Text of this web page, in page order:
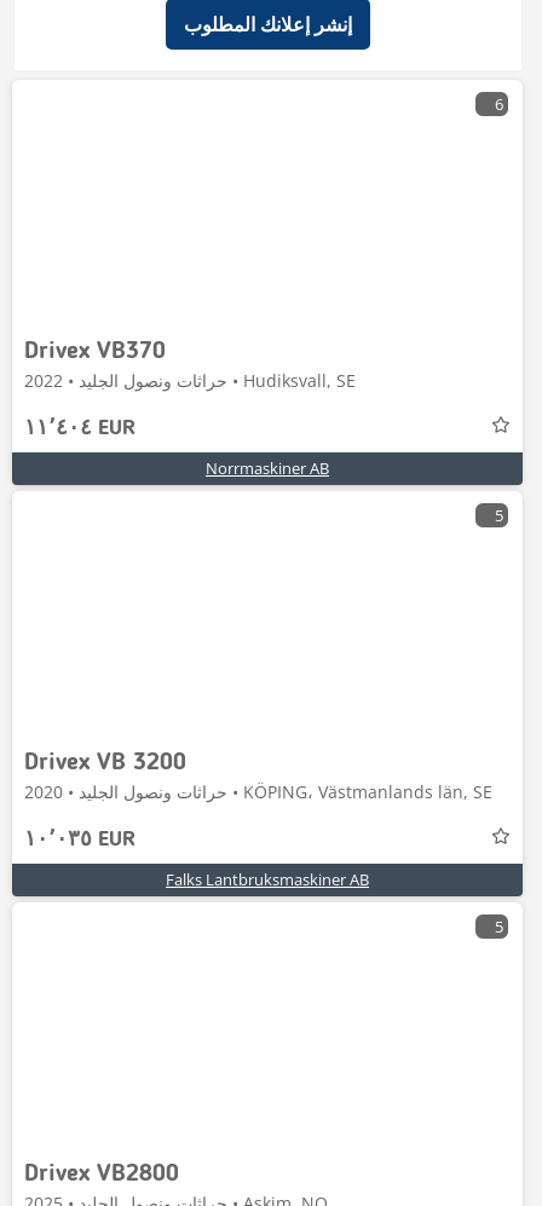
إنشر إعلانك المطلوب
6
Drivex VB370
حراثات ونصول الجليد • 2022 • Hudiksvall, SE
١١٬٤٠٤ EUR
Norrmaskiner AB
5
Drivex VB 3200
حراثات ونصول الجليد • 2020 • KÖPING، Västmanlands län, SE
١٠٬٠٣٥ EUR
Falks Lantbruksmaskiner AB
5
Drivex VB2800